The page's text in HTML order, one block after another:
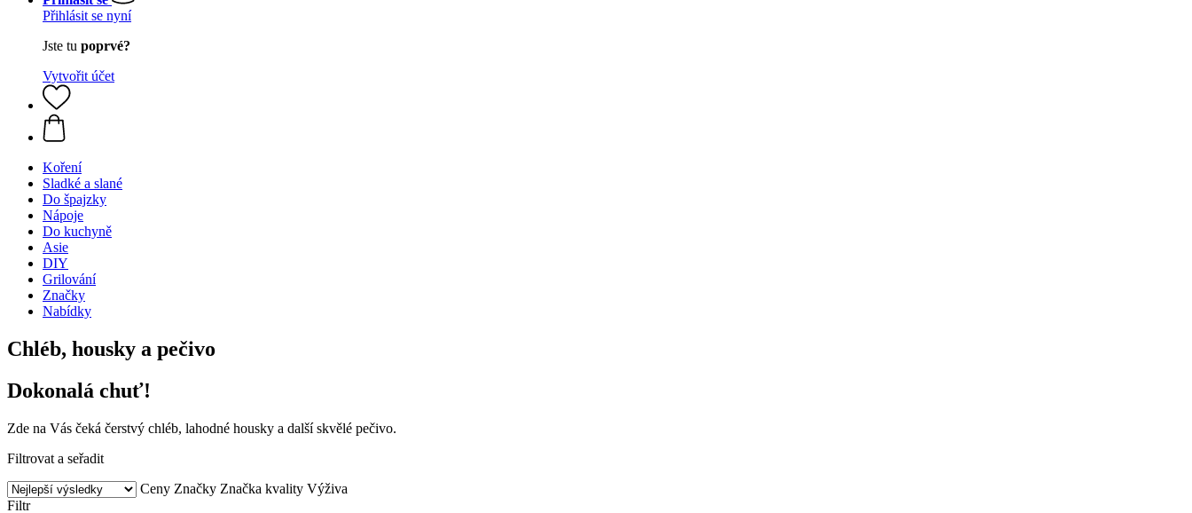
Přihlásit se nyní
Jste tu poprvé?
Vytvořit účet
Koření
Sladké a slané
Do špajzky
Nápoje
Do kuchyně
Asie
DIY
Grilování
Značky
Nabídky
Chléb, housky a pečivo
Dokonalá chuť!
Zde na Vás čeká čerstvý chléb, lahodné housky a další skvělé pečivo.
Filtrovat a seřadit
Ceny Značky Značka kvality Výživa
Filtr